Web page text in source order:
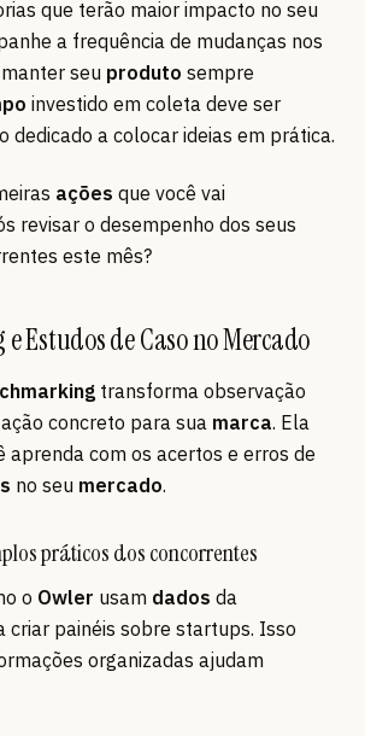
que terão maior impacto no seu
a frequência de mudanças nos
seu produto sempre
investido em coleta deve ser
dedicado a colocar ideias em prática.
ações que você vai
revisar o desempenho dos seus
este mês?
Estudos de Caso no Mercado
transforma observação
concreto para sua marca. Ela
aprenda com os acertos e erros de
no seu mercado.
práticos dos concorrentes
o Owler usam dados da
criar painéis sobre startups. Isso
organizadas ajudam